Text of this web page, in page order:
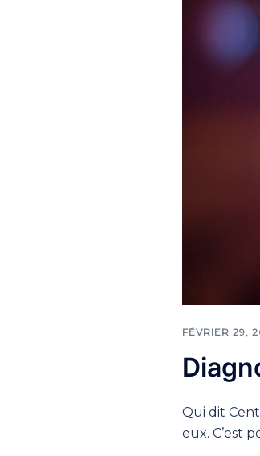
FÉVRIER 29,
Qui dit
eux. C’est